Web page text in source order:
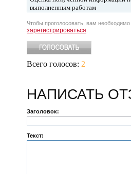
выполненным работам
Чтобы проголосовать, вам необходимо
зарегистрироваться
Всего голосов: 2
НАПИСАТЬ
Заголовок:
Текст: